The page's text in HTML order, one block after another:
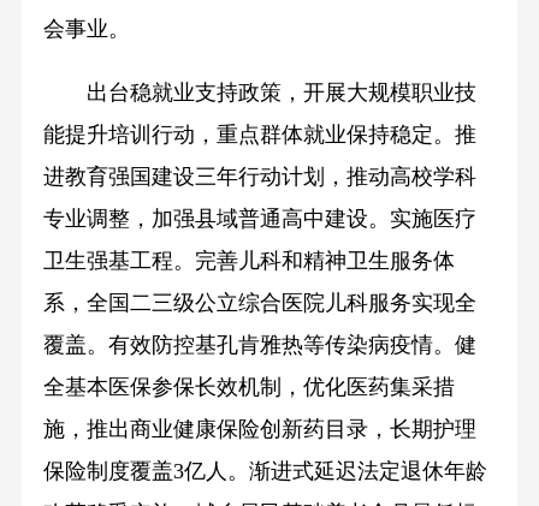
会事业。
出台稳就业支持政策，开展大规模职业技
能提升培训行动，重点群体就业保持稳定。推
进教育强国建设三年行动计划，推动高校学科
专业调整，加强县域普通高中建设。实施医疗
卫生强基工程。完善儿科和精神卫生服务体
系，全国二三级公立综合医院儿科服务实现全
覆盖。有效防控基孔肯雅热等传染病疫情。健
全基本医保参保长效机制，优化医药集采措
施，推出商业健康保险创新药目录，长期护理
保险制度覆盖3亿人。渐进式延迟法定退休年龄